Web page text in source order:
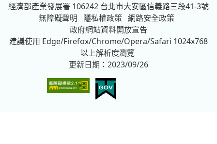
經濟部產業發展署 106242 台北市大安區信義路三段41-3號
無障礙聲明
隱私權政策 網路安全政策
政府網站資料開放宣告
建議使用 Edge/Firefox/Chrome/Opera/Safari 1024x768
以上解析度瀏覽
更新日期：2023/09/26